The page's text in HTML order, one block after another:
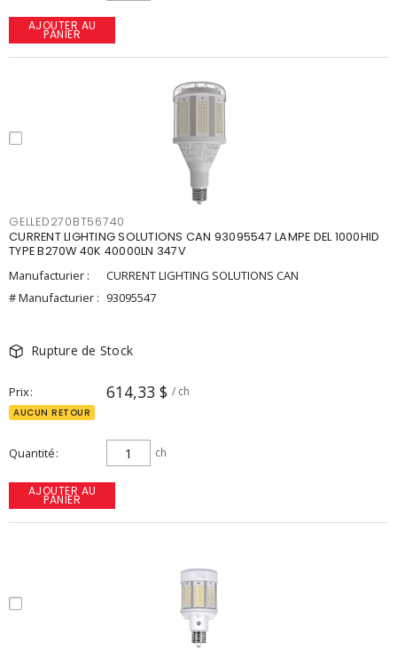
AJOUTER AU
PANIER
GELLED270BT56740
CURRENT LIGHTING SOLUTIONS CAN 93095547 LAMPE DEL 1000HID
TYPE B270W 40K 40000LN 347V
Manufacturier :
CURRENT LIGHTING SOLUTIONS CAN
# Manufacturier : 93095547
Rupture de Stock
Prix 614,33 $ / ch
AUCUN RETOUR
Quantité ch
AJOUTER AU
PANIER